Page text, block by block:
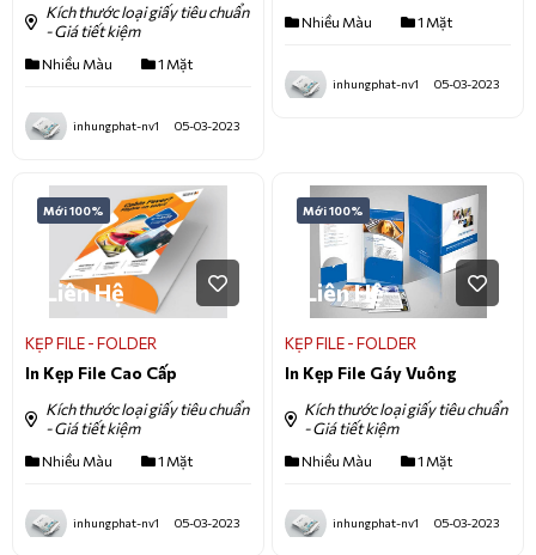
Kích thước loại giấy tiêu chuẩn
- Giá tiết kiệm
Nhiều Màu 1 Mặt
inhungphat-nv1 05-03-2023
Nhiều Màu 1 Mặt
inhungphat-nv1 05-03-2023
Mới 100%
Liên Hệ
KẸP FILE - FOLDER
In Kẹp File Cao Cấp
Kích thước loại giấy tiêu chuẩn
- Giá tiết kiệm
Nhiều Màu 1 Mặt
inhungphat-nv1 05-03-2023
Mới 100%
Liên Hệ
KẸP FILE - FOLDER
In Kẹp File Gáy Vuông
Kích thước loại giấy tiêu chuẩn
- Giá tiết kiệm
Nhiều Màu 1 Mặt
inhungphat-nv1 05-03-2023